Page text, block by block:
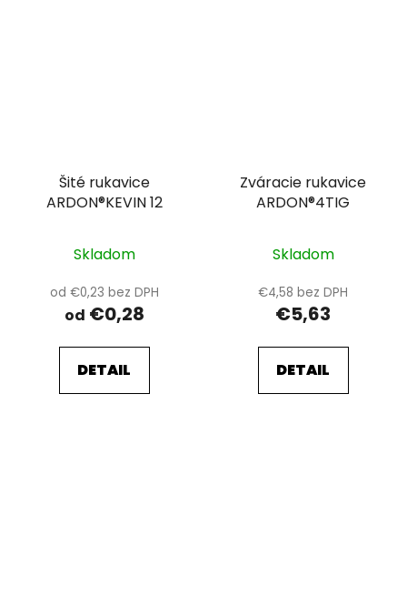
Šité rukavice
ARDON®KEVIN 12
Skladom
od €0,23 bez DPH
od €0,28
DETAIL
Zváracie rukavice
ARDON®4TIG
Skladom
€4,58 bez DPH
€5,63
DETAIL